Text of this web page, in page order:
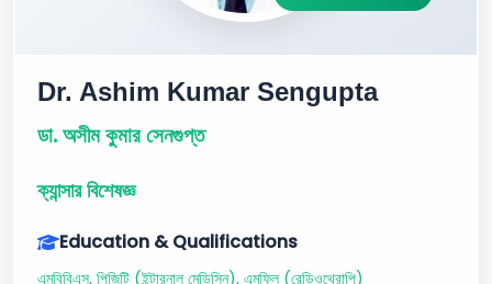
Dr. Ashim Kumar Sengupta
ডা. অসীম কুমার সেনগুপ্ত
ক্যান্সার বিশেষজ্ঞ
Education & Qualifications
এমবিবিএস, পিজিটি (ইন্টারনাল মেডিসিন), এমফিল (রেডিওথেরাপি)